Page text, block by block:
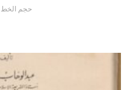
حجم الخط